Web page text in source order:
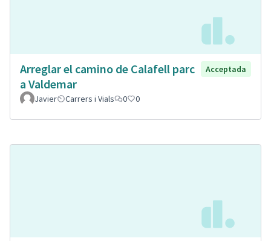
Arreglar el camino de Calafell parc
a Valdemar
Acceptada
Javier Carrers i Vials 0 0